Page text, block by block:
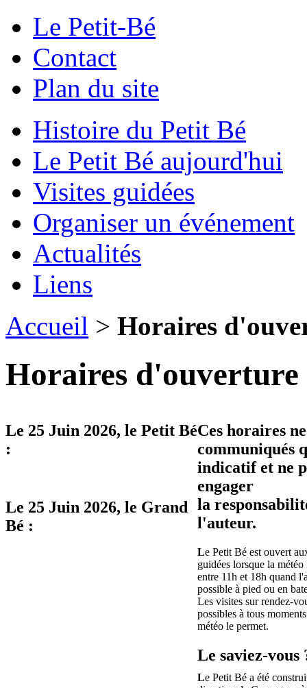
Le Petit-Bé
Contact
Plan du site
Histoire du Petit Bé
Le Petit Bé aujourd'hui
Visites guidées
Organiser un événement
Actualités
Liens
Accueil > Horaires
Horaires d'ouverture
Le 25 Juin 2026, le Petit Bé
:
Le 25 Juin 2026, le Grand
Bé :
Ces horaires
communiqués
indicatif et ne
engager
la
l'auteur.
Le Petit Bé est ouvert
guidées lorsque la météo
entre 11h et 18h quand
possible à pied ou en
Les visites sur rendez-
possibles à tous
météo le permet.
Le saviez-vous
Le Petit Bé a été